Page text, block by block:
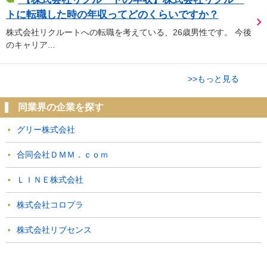
トに転職した時の年収ってどのくらいですか？
株式会社リクルートへの転職を考えている、26歳男性です。 今後
のキャリア...
>>もっと見る
同業界の企業を探す
グリー株式会社
合同会社ＤＭＭ．ｃｏｍ
ＬＩＮＥ株式会社
株式会社コロプラ
株式会社リブセンス